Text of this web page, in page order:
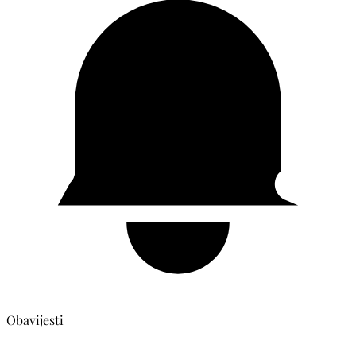
Obavijesti